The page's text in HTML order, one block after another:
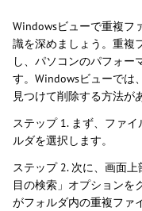
Windowsビューで重複フ
識を深めましょう。重複
し、パソコンのパフォー
す。Windowsビューでは
見つけて削除する方法が
ステップ 1. まず、ファ
ルダを選択します。
ステップ 2. 次に、画面
目の検索」オプションを
がフォルダ内の重複ファ